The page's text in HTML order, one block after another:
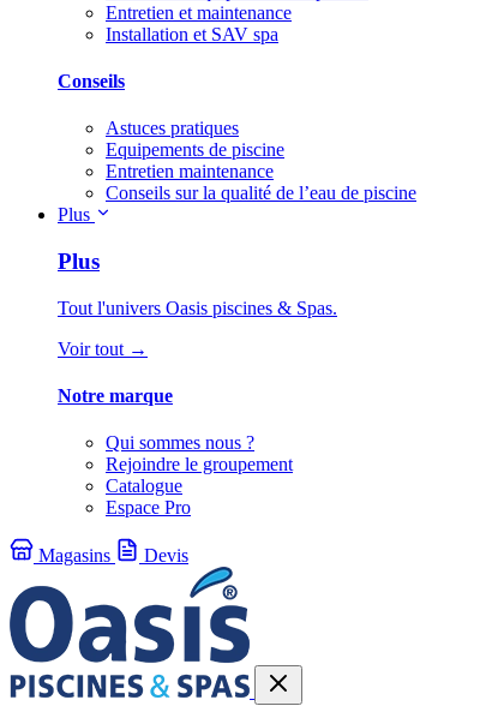
Entretien et maintenance
Installation et SAV spa
Conseils
Astuces pratiques
Equipements de piscine
Entretien maintenance
Conseils sur la qualité de l’eau de piscine
Plus
Plus
Tout l'univers Oasis piscines & Spas.
Voir tout →
Notre marque
Qui sommes nous ?
Rejoindre le groupement
Catalogue
Espace Pro
Magasins Devis